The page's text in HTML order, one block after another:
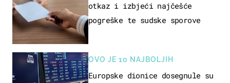
otkaz i izbjeći najčešće
pogreške te sudske sporove
OVO JE 10 NAJBOLJIH
Europske dionice dosegnule su